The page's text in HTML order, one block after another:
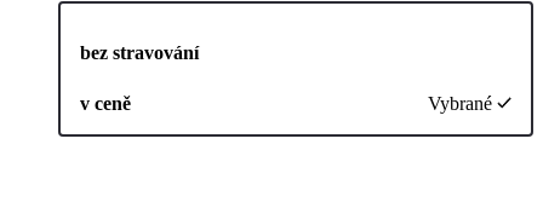
bez stravování
v ceně Vybrané